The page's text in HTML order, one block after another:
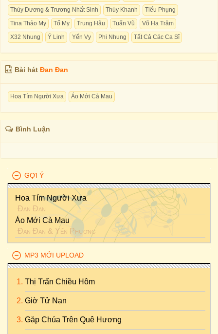
Thùy Dương & Trương Nhất Sinh
Thúy Khanh
Tiểu Phụng
Tina Thảo My
Tố My Trung Hậu Tuấn Vũ
Võ Hạ Trâm
X32 Nhung
Ý Linh Yến Vy Phi Nhung Tất Cả Các Ca Sĩ
Bài hát Đan Đan
Hoa Tím Người Xưa Áo Mới Cà Mau
Bình Luận
GỢI Ý
Hoa Tím Người Xưa
Đan Đan
Áo Mới Cà Mau
Đan Đan & Yến Phương
MP3 MỚI UPLOAD
Thị Trấn Chiều Hôm
Giờ Tử Nạn
Gặp Chúa Trên Quê Hương